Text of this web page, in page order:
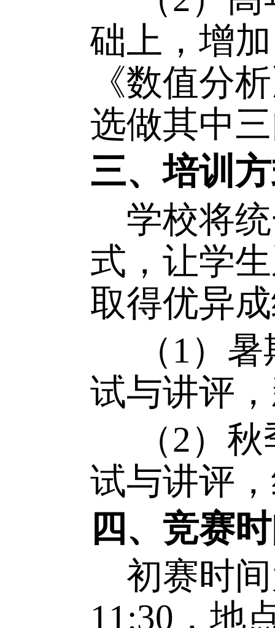
数学专
（1）
增加《常
（2）
础上，
《数值分
选做其中
三、培
学校将
式，让学
取得优异
（1）
试与讲评